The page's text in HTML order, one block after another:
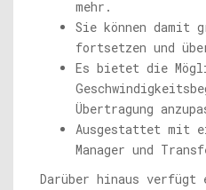
mehr.
Sie können damit
fortsetzen und
Es bietet die
Übertragung
Ausgestattet mit
Manager und
Darüber hinaus verfügt